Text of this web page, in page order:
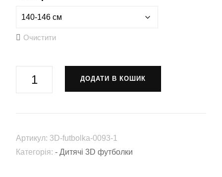
Очистити
"HIMARS"
futbolka-
кількість
ДОДАТИ В КОШИК
Артикул: 3D-futbolka-0093-1
Категорія: - Дитячі 3D футболки